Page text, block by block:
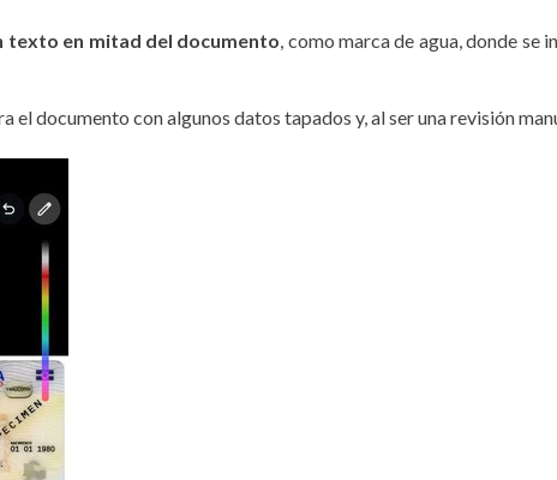
texto en mitad del documento, como marca de agua, donde se
el documento con algunos datos tapados y, al ser una revisión